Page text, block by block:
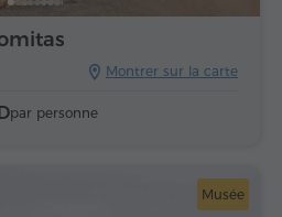
Montrer sur la carte
par personne
Musée